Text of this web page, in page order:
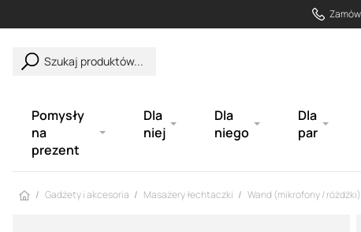
Szukaj produktów...
Pomysły
na
prezent
Dla
niej
Dla
niego
Dla
par
Strona główna
Gadżety i akcesoria Masażery łechtaczki Wand (mikrofony / różdżki)